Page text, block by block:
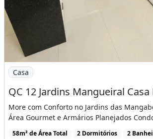
Imagem: QC 12 Jardins Mangueiral
Casa
More com Conforto no Jardins das
Área Gourmet e Armários Planejados
58m² de Área Total 2 Dormitórios 2